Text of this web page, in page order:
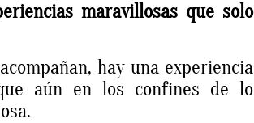
maravillosas que solo
hay una experiencia
aún en los confines de lo